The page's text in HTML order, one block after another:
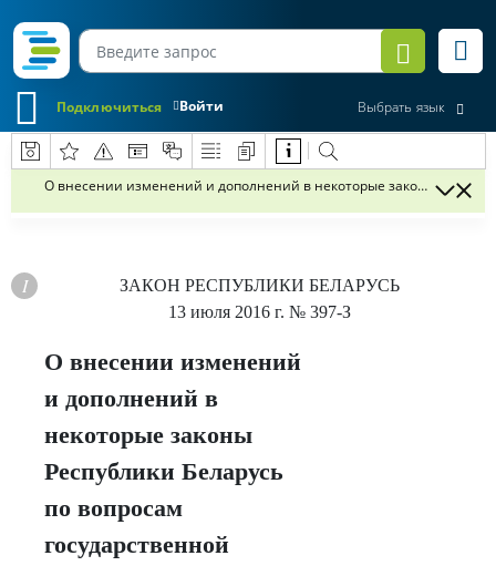
Войти
Подключиться Выбрать язык
О внесении изменений и дополнений в некоторые законы
ЗАКОН РЕСПУБЛИКИ БЕЛАРУСЬ
13 июля 2016 г. № 397-З
О внесении изменений
и дополнений в
некоторые законы
Республики Беларусь
по вопросам
государственной